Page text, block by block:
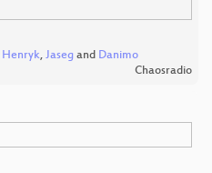
Henryk, Jaseg and Danimo
Chaosradio